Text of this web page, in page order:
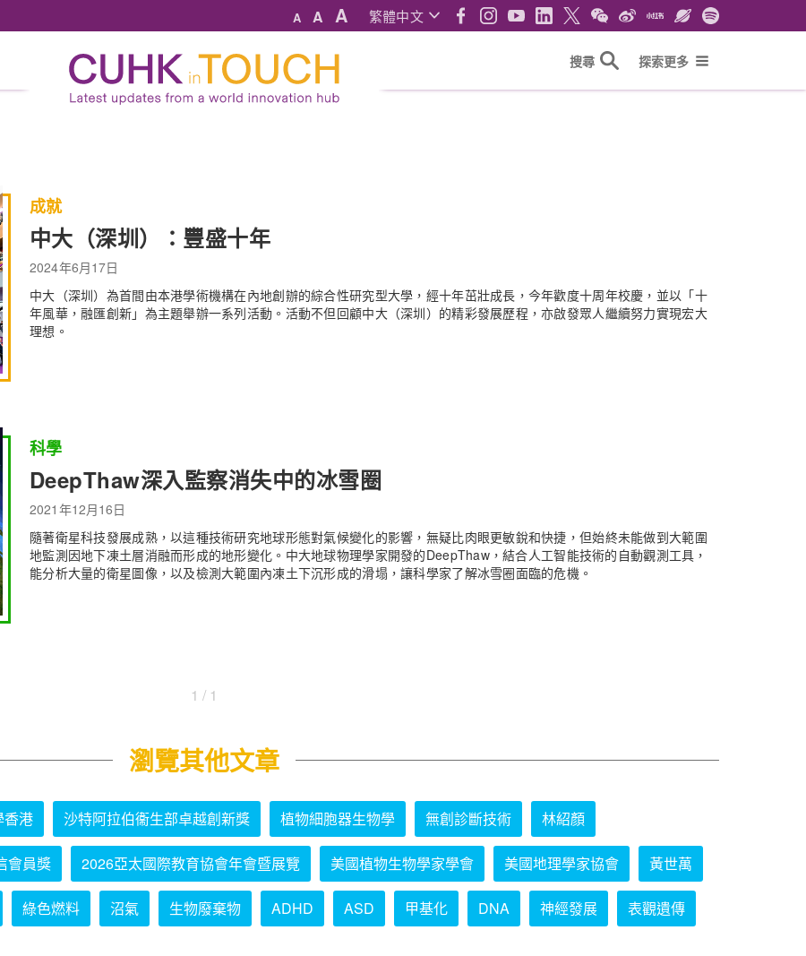
A A A 繁體中文
搜尋 探索更多
成就
中大（深圳）：豐盛十年
2024年6月17日
中大（深圳）為首間由本港學術機構在內地創辦的綜合性研究型大學，經十年茁壯成長，今年歡度十周年校慶，並以「十
年風華，融匯創新」為主題舉辦一系列活動。活動不但回顧中大（深圳）的精彩發展歷程，亦啟發眾人繼續努力實現宏大
理想。
科學
DeepThaw深入監察消失中的冰雪圈
2021年12月16日
隨著衛星科技發展成熟，以這種技術研究地球形態對氣候變化的影響，無疑比肉眼更敏銳和快捷，但始終未能做到大範圍
地監測因地下凍土層消融而形成的地形變化。中大地球物理學家開發的DeepThaw，結合人工智能技術的自動觀測工具，
能分析大量的衛星圖像，以及檢測大範圍內凍土下沉形成的滑塌，讓科學家了解冰雪圈面臨的危機。
1 / 1
瀏覽其他文章
香港 沙特阿拉伯衞生部卓越創新獎 植物細胞器生物學 無創診斷技術 林紹顏
會員獎 2026亞太國際教育協會年會暨展覽 美國植物生物學家學會 美國地理學家協會 黃世萬
綠色燃料 沼氣 生物廢棄物 ADHD ASD 甲基化 DNA 神經發展 表觀遺傳